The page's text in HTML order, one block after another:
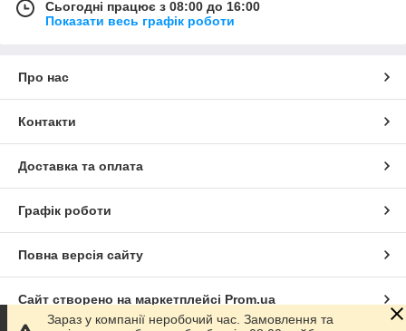
Сьогодні працює з 08:00 до 16:00
Показати весь графік роботи
Про нас
Контакти
Доставка та оплата
Графік роботи
Повна версія сайту
Сайт створено на маркетплейсі Prom.ua
Зараз у компанії неробочий час. Замовлення та